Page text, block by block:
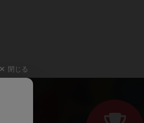
閉じる